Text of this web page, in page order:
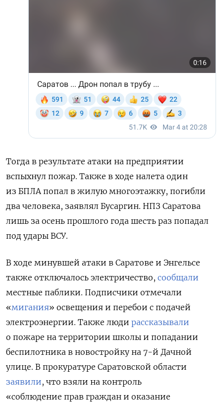
Тогда в результате атаки на предприятии
вспыхнул пожар. Также в ходе налета один
из БПЛА попал в жилую многоэтажку, погибли
два человека, заявлял Бусаргин. НПЗ Саратова
лишь за осень прошлого года шесть раз попадал
под удары ВСУ.
В ходе минувшей атаки в Саратове и Энгельсе
также отключалось электричество, сообщали
местные паблики. Подписчики отмечали
«мигания» освещения и перебои с подачей
электроэнергии. Также люди рассказывали
о пожаре на территории школы и попадании
беспилотника в новостройку на 7-й Дачной
улице. В прокуратуре Саратовской области
заявили, что взяли на контроль
«соблюдение прав граждан и оказание